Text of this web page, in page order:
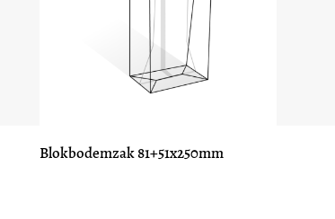
Blokbodemzak 81+51x250mm